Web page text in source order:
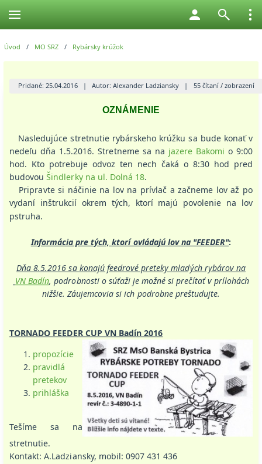
Úvod / MO SRZ / Rybársky krúžok
Pridané: 25.04.2016| Autor: Alexander Ladziansky | 55 čítaní / zobrazení
OZNÁMENIE
Nasledujúce stretnutie rybárskeho krúžku sa bude konať v
nedeľu dňa 1.5.2016. Stretneme sa na jazere Bakomi o 9:00
hod. Kto potrebuje odvoz ten nech čaká o 8:30 hod pred
budovouŠindlerky na ul. Dolná 18.
Pripravte si náčinie na lov na prívlač a začneme lov až po
vydaní inštrukcií okrem tých, ktorí majú povolenie na lov
pstruha.
Informácia pre tých, ktorí ovládajú lov na "FEEDER":
Dňa 8.5.2016 sa konajú feedrové preteky mladých rybárov na
VN Badín, podrobnosti o súťaži je možné si prečítať v prílohách
nižšie. Záujemcovia si ich podrobne preštudujte.
TORNADO FEEDER CUP VN Badín 2016
propozície
pravidlá
pretekov
prihláška
Tešíme sa na
stretnutie.
Kontakt: A.Ladziansky, mobil: 0907 431 436